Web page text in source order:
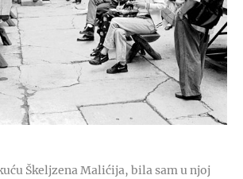
Škeljzena Malićija, bila sam u njoj